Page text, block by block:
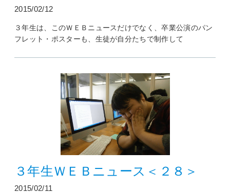
2015/02/12
３年生は、このＷＥＢニュースだけでなく、卒業公演のパン
フレット・ポスターも、生徒が自分たちで制作して
３年生ＷＥＢニュース＜２８＞
2015/02/11